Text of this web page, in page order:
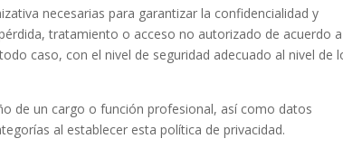
necesarias para garantizar la confidencialidad y
tratamiento o acceso no autorizado de acuerdo
caso, con el nivel de seguridad adecuado al nivel de
de un cargo o función profesional, así como datos
al establecer esta política de privacidad.